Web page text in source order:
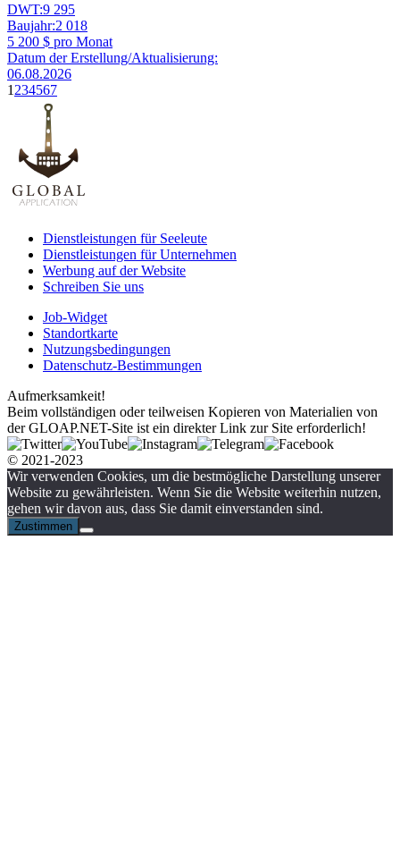
DWT:9 295
Baujahr:2 018
5 200 $ pro Monat
Datum der Erstellung/Aktualisierung:
06.08.2026
1 234567
Dienstleistungen für Seeleute
Dienstleistungen für Unternehmen
Werbung auf der Website
Schreiben Sie uns
Job-Widget
Standortkarte
Nutzungsbedingungen
Datenschutz-Bestimmungen
Aufmerksamkeit!
Beim vollständigen oder teilweisen Kopieren von Materialien von
der GLOAP.NET-Site ist ein direkter Link zur Site erforderlich!
© 2021-2023
Wir verwenden Cookies, um die bestmögliche Darstellung unserer
Website zu gewährleisten. Wenn Sie die Website weiterhin nutzen,
gehen wir davon aus, dass Sie damit einverstanden sind.
Zustimmen